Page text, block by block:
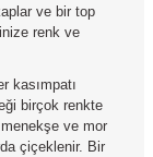
ve bir top
renk ve
kasımpatı
birçok renkte
menekşe ve mor
çiçeklenir. Bir